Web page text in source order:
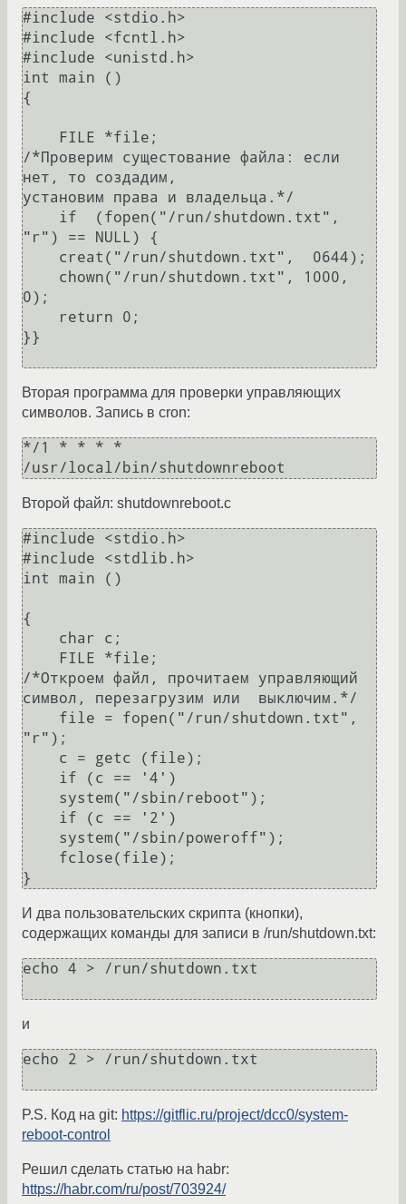
#include <stdio.h>
#include <fcntl.h>
#include <unistd.h>
int main ()
{
/*Проверим сущестование файла: если
нет, то создадим,
установим права и владельца.*/
"r") == NULL) {
0);
}}
Вторая программа для проверки управляющих
символов. Запись в cron:
*/1 * * * *
Второй файл: shutdownreboot.c
#include <stdio.h>
#include <stdlib.h>
int main ()
{
/*Откроем файл, прочитаем управляющий
символ, перезагрузим или  выключим.*/
"r");
И два пользовательских скрипта (кнопки),
содержащих команды для записи в /run/shutdown.txt:
echo 4 > /run/shutdown.txt
и
echo 2 > /run/shutdown.txt
P.S. Код на git: https://gitflic.ru/project/dcc0/system-
reboot-control
Решил сделать статью на habr:
https://habr.com/ru/post/703924/